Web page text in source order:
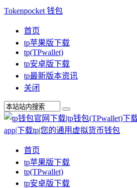
Tokenpocket 钱包
首页
tp苹果版下载
tp(TPwallet)
tp安卓版下载
tp最新版本资讯
关闭
首页
tp苹果版下载
tp(TPwallet)
tp安卓版下载